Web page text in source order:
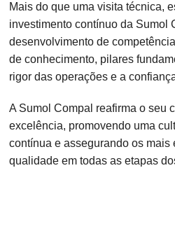
Mais do que uma visita técnica,
investimento contínuo da Sumol
desenvolvimento de
de conhecimento, pilares
rigor das operações e a
A Sumol Compal reafirma o seu
excelência, promovendo uma
contínua e assegurando os mais
qualidade em todas as etapas